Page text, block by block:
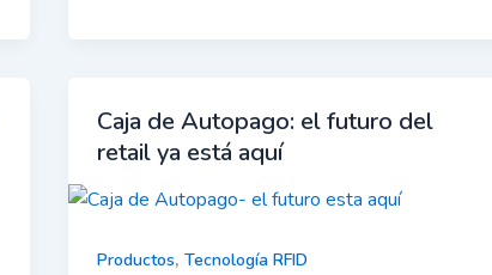
Caja de Autopago: el futuro del
retail ya está aquí
Productos, Tecnología RFID